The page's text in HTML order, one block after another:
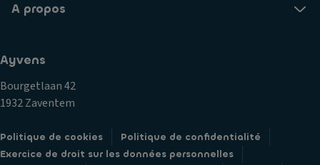
A propos
Ayvens
Bourgetlaan 42
1932 Zaventem
Politique de cookies
Politique de confidentialité
Exercice de droit sur les données personnelles